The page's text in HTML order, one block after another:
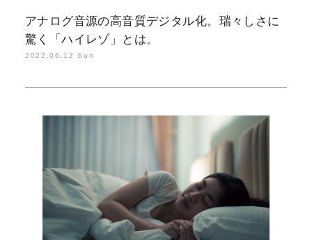
アナログ音源の高音質デジタル化。瑞々しさに
驚く「ハイレゾ」とは。
2022.06.12 Sun